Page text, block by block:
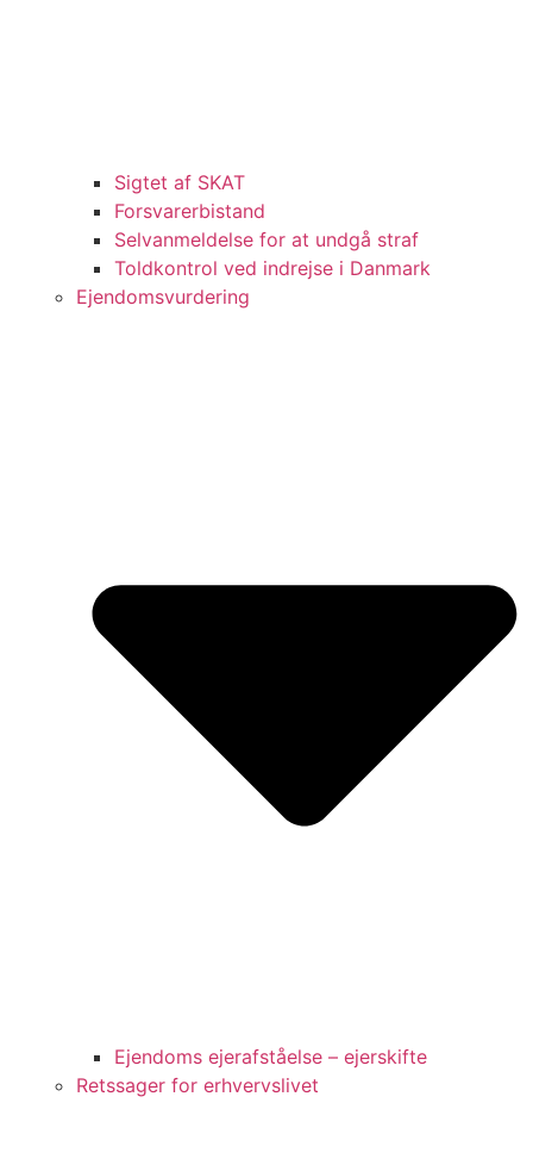
Sigtet af SKAT
Forsvarerbistand
Selvanmeldelse for at undgå straf
Toldkontrol ved indrejse i Danmark
Ejendomsvurdering
Ejendoms ejerafståelse – ejerskifte
Retssager for erhvervslivet